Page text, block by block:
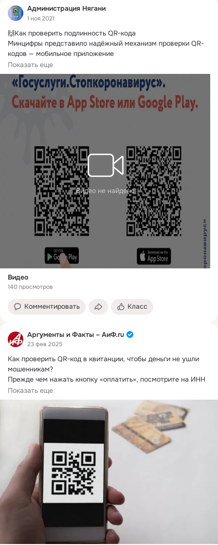
Администрация Нягани
1 ноя 2021
🙌Как проверить подлинность QR-кода
Минцифры представило надёжный механизм проверки QR-
кодов — мобильное приложение
«Госуслуги.Стопкоронавирус».
Показать еще
Видео не найдено
Видео
140 просмотров
Комментировать Класс
Аргументы и Факты – АиФ.ru
23 фев 2025
Как проверить QR-код в квитанции, чтобы деньги не ушли
мошенникам?
Прежде чем нажать кнопку «оплатить», посмотрите на ИНН
получателя.
Показать еще